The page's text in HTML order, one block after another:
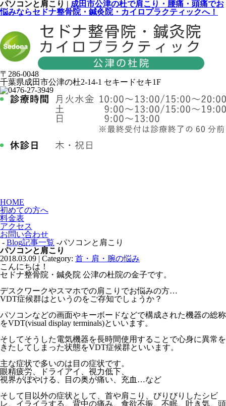
パソコンと肩こり | 成田市公津の杜で肩こり・腰痛・頭痛でお
悩みならセドナ整骨院・鍼灸院・カイロプラクティックへ！
〒286-0048
千葉県成田市公津の杜2-14-1 セキードセキ1F
HOME
初めての方へ
料金表
アクセス
お問い合わせ
- Blog記事一覧 -パソコンと肩こり
パソコンと肩こり
2018.03.09 | Category: 首・肩・腕の悩み
こんにちは！
セドナ整骨院・鍼灸院 公津の杜院の金子です。
デスクワークやスマホでの肩こりでお悩みの方…
VDT症候群はというのをご存知でしょうか？
パソコンなどの画面やキーボードなどで構成された機器の総称
をVDT(visual display terminals)といいます。
そしてそうした電気機器を長時間使用することで心身に異常を
きたしてしまった状態をVDT症候群といいます。
主な症状で多いのは目の症状です。
眼精疲労、ドライアイ、視力低下、
視界がぼやける、目の奥が痛い、充血…など
そして目以外の症状として、首や肩こり、びりびりしたシビ
レ、イライラする、背中の痛み、食欲不振、不眠、吐き気、頭